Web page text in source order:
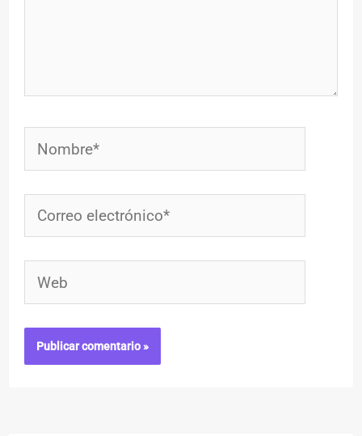
Nombre*
Correo
electrónico*
Web